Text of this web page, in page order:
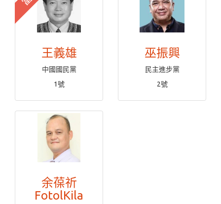
王義雄
中國國民黨
1號
巫振興
民主進步黨
2號
余葆祈
FotolKila